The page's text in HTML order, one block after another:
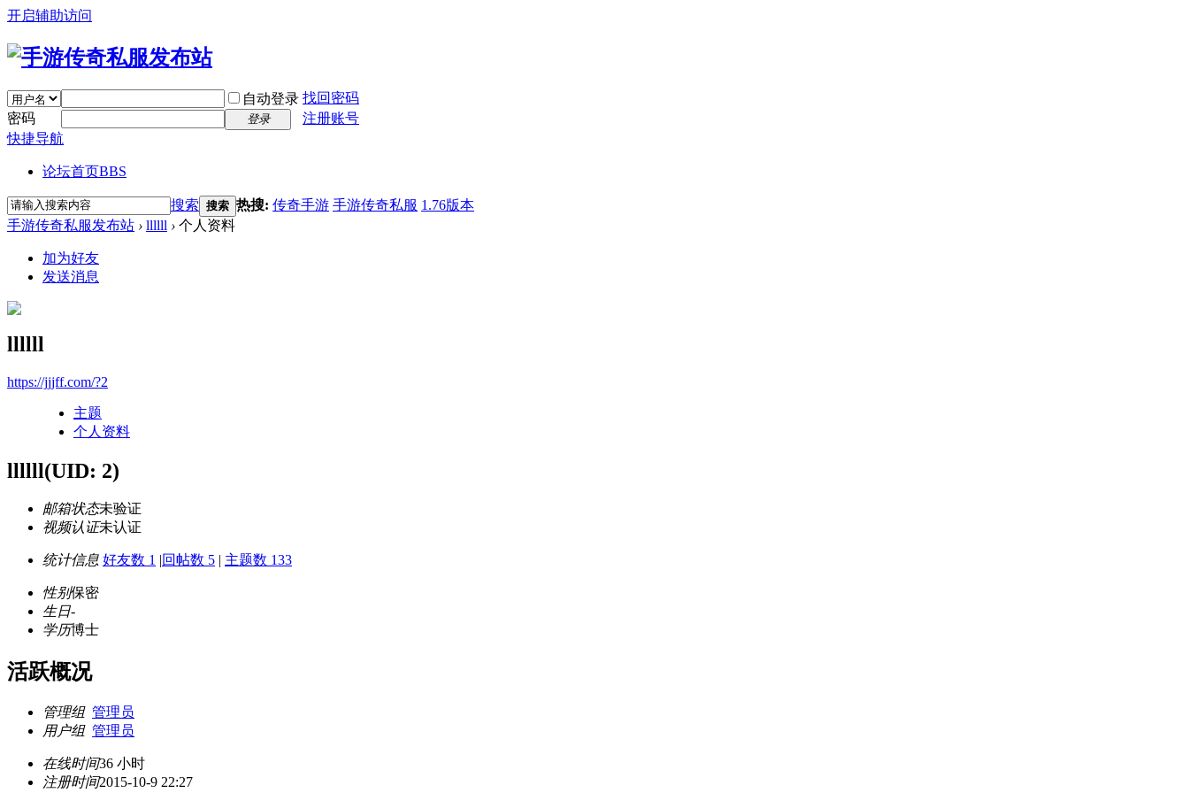
开启辅助访问
自动登录 找回密码
密码
登录
注册账号
快捷导航
论坛首页BBS
搜索 搜索 热搜: 传奇手游 手游传奇私服 1.76版本
手游传奇私服发布站 › llllll › 个人资料
加为好友
发送消息
llllll
https://jjjff.com/?2
主题
个人资料
llllll(UID: 2)
邮箱状态未验证
视频认证未认证
统计信息 好友数 1 |回帖数 5 | 主题数 133
性别保密
生日-
学历博士
活跃概况
管理组 管理员
用户组 管理员
在线时间36 小时
注册时间2015-10-9 22:27